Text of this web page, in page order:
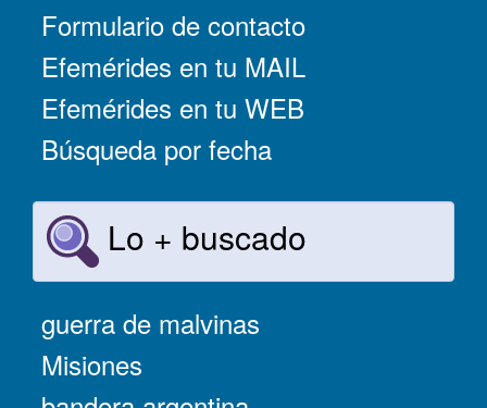
Formulario de contacto
Efemérides en tu MAIL
Efemérides en tu WEB
Búsqueda por fecha
Lo + buscado
guerra de malvinas
Misiones